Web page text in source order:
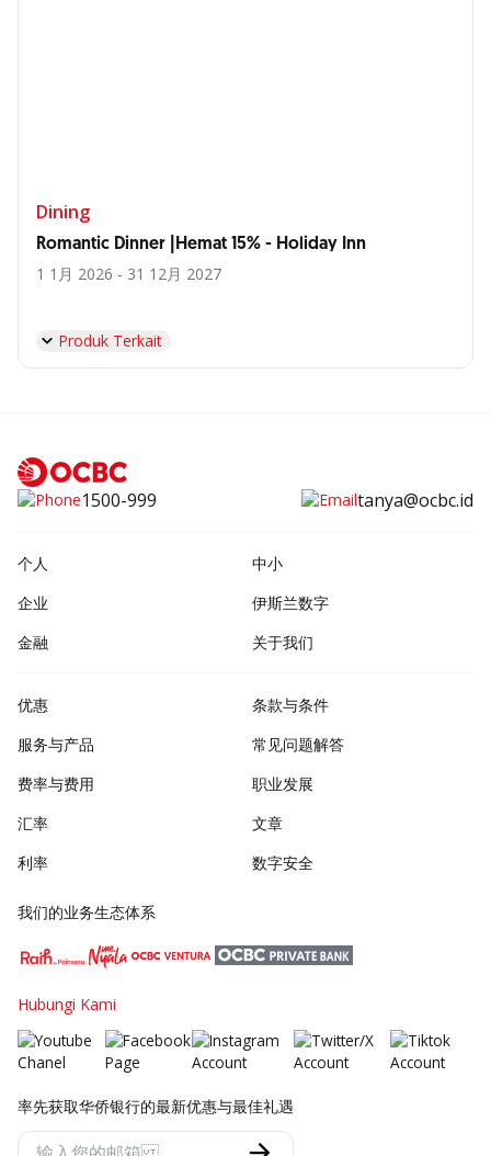
Dining
Romantic Dinner |Hemat 15% - Holiday Inn
1 1月 2026 - 31 12月 2027
Produk Terkait
1500-999 tanya@ocbc.id
个人
中小
企业
伊斯兰数字
金融
关于我们
优惠
服务与产品
费率与费用
汇率
利率
条款与条件
常见问题解答
职业发展
文章
数字安全
我们的业务生态体系
Hubungi Kami
率先获取华侨银行的最新优惠与最佳礼遇